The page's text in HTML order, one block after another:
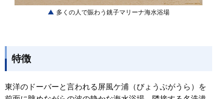
多くの人で賑わう銚子マリーナ海水浴場
特徴
東洋のドーバーと言われる屏風ケ浦（びょうぶがうら）を